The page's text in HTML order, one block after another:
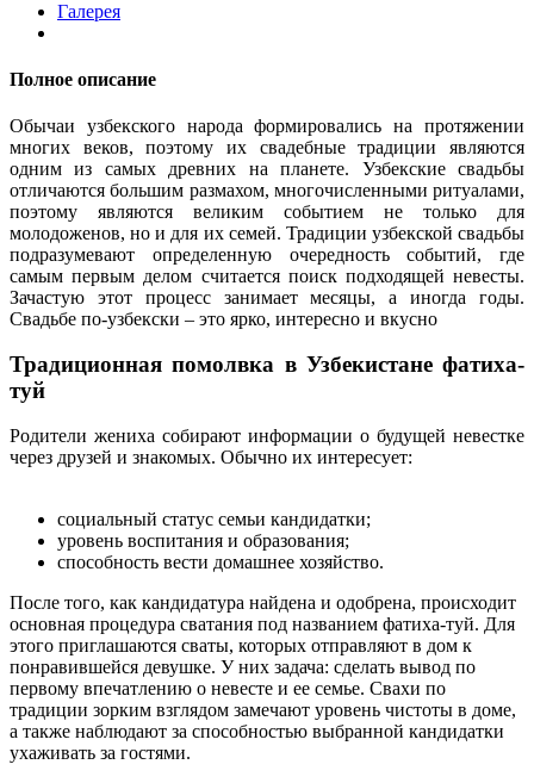
Галерея
Полное описание
Обычаи узбекского народа формировались на протяжении
многих веков, поэтому их свадебные традиции являются
одним из самых древних на планете. Узбекские свадьбы
отличаются большим размахом, многочисленными ритуалами,
поэтому являются великим событием не только для
молодоженов, но и для их семей. Традиции узбекской свадьбы
подразумевают определенную очередность событий, где
самым первым делом считается поиск подходящей невесты.
Зачастую этот процесс занимает месяцы, а иногда годы.
Свадьбе по-узбекски – это ярко, интересно и вкусно
Традиционная помолвка в Узбекистане фатиха-
туй
Родители жениха собирают информации о будущей невестке
через друзей и знакомых. Обычно их интересует:
социальный статус семьи кандидатки;
уровень воспитания и образования;
способность вести домашнее хозяйство.
После того, как кандидатура найдена и одобрена, происходит
основная процедура сватания под названием фатиха-туй. Для
этого приглашаются сваты, которых отправляют в дом к
понравившейся девушке. У них задача: сделать вывод по
первому впечатлению о невесте и ее семье. Свахи по
традиции зорким взглядом замечают уровень чистоты в доме,
а также наблюдают за способностью выбранной кандидатки
ухаживать за гостями.